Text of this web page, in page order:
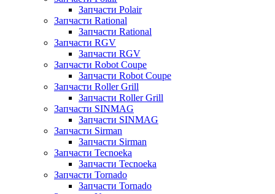
Запчасти Polair
Запчасти Rational
Запчасти Rational
Запчасти RGV
Запчасти RGV
Запчасти Robot Coupe
Запчасти Robot Coupe
Запчасти Roller Grill
Запчасти Roller Grill
Запчасти SINMAG
Запчасти SINMAG
Запчасти Sirman
Запчасти Sirman
Запчасти Tecnoeka
Запчасти Tecnoeka
Запчасти Tornado
Запчасти Tornado